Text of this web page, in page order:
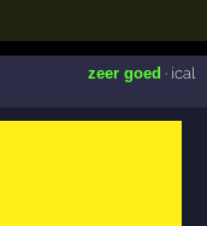
zeer goed · ical